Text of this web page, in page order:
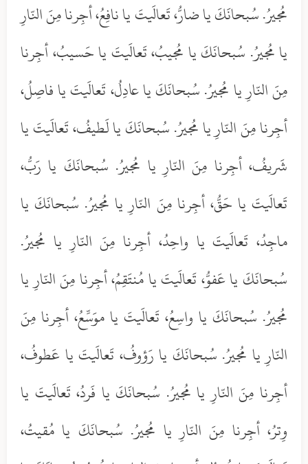
مُجيرُ. سُبحانَكَ يا ضارُّ، تَعالَيتَ يا نافِعُ، أجِرنا مِنَ النّارِ
يا مُجيرُ. سُبحانَكَ يا مُجيبُ، تَعالَيتَ يا حَسيبُ، أجِرنا
مِنَ النّارِ يا مُجيرُ. سُبحانَكَ يا عادِلُ، تَعالَيتَ يا فاصِلُ،
أجِرنا مِنَ النّارِ يا مُجيرُ. سُبحانَكَ يا لَطيفُ، تَعالَيتَ يا
شَريفُ، أجِرنا مِنَ النّارِ يا مُجيرُ. سُبحانَكَ يا رَبُّ،
تَعالَيتَ يا حَقُّ، أجِرنا مِنَ النّارِ يا مُجيرُ. سُبحانَكَ يا
ماجِدُ، تَعالَيتَ يا واحِدُ، أجِرنا مِنَ النّارِ يا مُجيرُ.
سُبحانَكَ يا عَفوُّ، تَعالَيتَ يا مُنتَقِمُ، أجِرنا مِنَ النّارِ يا
مُجيرُ. سُبحانَكَ يا واسِعُ، تَعالَيتَ يا موَسِّعُ، أجِرنا مِنَ
النّارِ يا مُجيرُ. سُبحانَكَ يا رَؤوفُ، تَعالَيتَ يا عَطوفُ،
أجِرنا مِنَ النّارِ يا مُجيرُ. سُبحانَكَ يا فَردُ، تَعالَيتَ يا
وِترُ، أجِرنا مِنَ النّارِ يا مُجيرُ. سُبحانَكَ يا مُقيتُ،